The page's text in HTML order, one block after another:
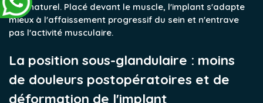
plus naturel. Placé devant le muscle, l'implant s'adapte
mieux à l'affaissement progressif du sein et n'entrave
pas l'activité musculaire.
La position sous-glandulaire : moins
de douleurs postopératoires et de
déformation de l'implant